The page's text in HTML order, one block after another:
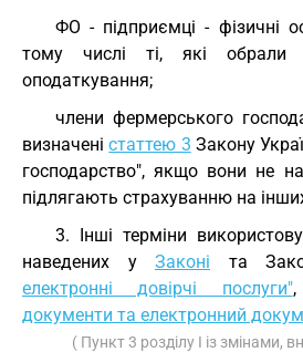
ФО - підприємці - фізичні
тому числі ті, які обрали
оподаткування;
члени фермерського
визначеністаттею 3 Закону
господарство", якщо вони не
підлягають страхуванню на
3. Інші терміни
наведених у Законі та
електронні довірчі послуги"
документи та електронний
( Пункт 3 розділу I із змінами,